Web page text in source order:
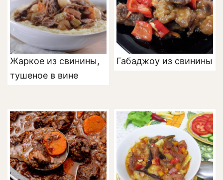
Жаркое из свинины,
тушеное в вине
Габаджоу из свинины